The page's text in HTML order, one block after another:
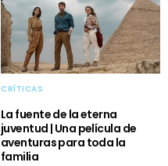
CRÍTICAS
La fuente de la eterna
juventud | Una película de
aventuras para toda la
familia